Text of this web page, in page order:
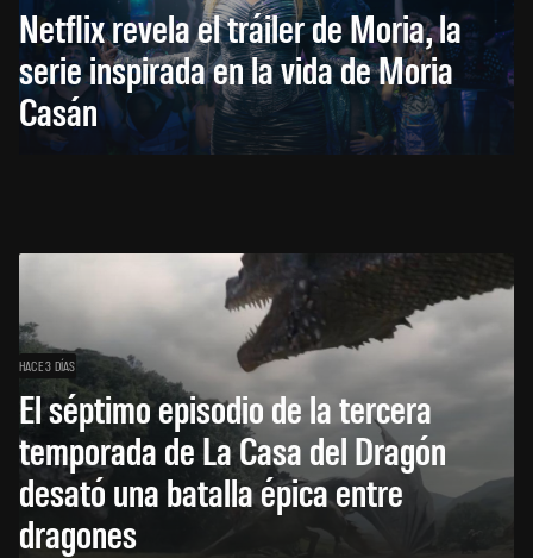
Netflix revela el tráiler de Moria, la
serie inspirada en la vida de Moria
Casán
HACE 3 DÍAS
El séptimo episodio de la tercera
temporada de La Casa del Dragón
desató una batalla épica entre
dragones